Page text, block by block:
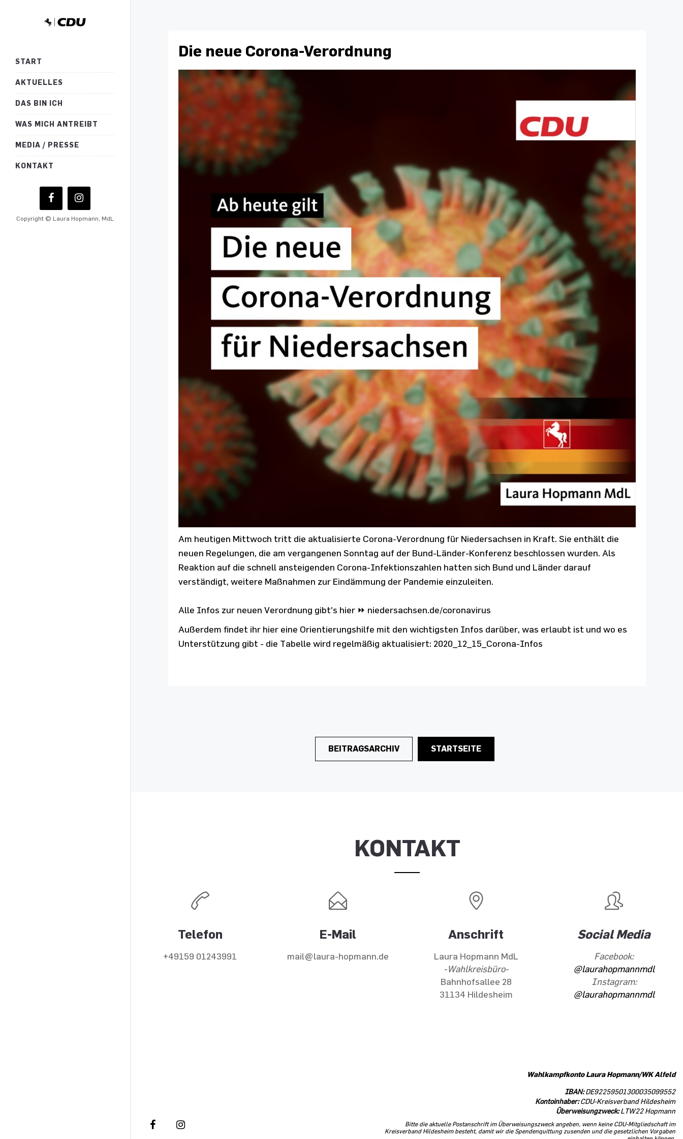
START
AKTUELLES
DAS BIN ICH
WAS MICH ANTREIBT
MEDIA / PRESSE
KONTAKT
Copyright © Laura Hopmann, MdL
Die neue Corona-Verordnung
Am heutigen Mittwoch tritt die aktualisierte Corona-Verordnung für Niedersachsen in Kraft. Sie enthält die
neuen Regelungen, die am vergangenen Sonntag auf der Bund-Länder-Konferenz beschlossen wurden. Als
Reaktion auf die schnell ansteigenden Corona-Infektionszahlen hatten sich Bund und Länder darauf
verständigt, weitere Maßnahmen zur Eindämmung der Pandemie einzuleiten.
Alle Infos zur neuen Verordnung gibt's hier ⏩ niedersachsen.de/coronavirus
Außerdem findet ihr hier eine Orientierungshilfe mit den wichtigsten Infos darüber, was erlaubt ist und wo es
Unterstützung gibt - die Tabelle wird regelmäßig aktualisiert: 2020_12_15_Corona-Infos
BEITRAGSARCHIV STARTSEITE
KONTAKT
Telefon
+49159 01243991
E-Mail
mail@laura-hopmann.de
Anschrift
Laura Hopmann MdL
-Wahlkreisbüro-
Bahnhofsallee 28
31134 Hildesheim
Social Media
Facebook:
@laurahopmannmdl
Instagram:
@laurahopmannmdl
Wahlkampfkonto Laura Hopmann/WK Alfeld
IBAN:DE92259501300035099552
Kontoinhaber:CDU-Kreisverband Hildesheim
Überweisungzweck:LTW22 Hopmann
Bitte die aktuelle Postanschrift im Überweisungszweck angeben, wenn keine CDU-Mitgliedschaft im
Kreisverband Hildesheim besteht, damit wir die Spendenquittung zusenden und die gesetzlichen Vorgaben